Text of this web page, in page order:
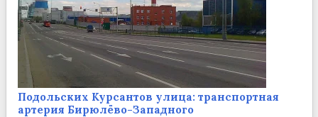
Подольских Курсантов улица: транспортная
артерия Бирюлёво-Западного